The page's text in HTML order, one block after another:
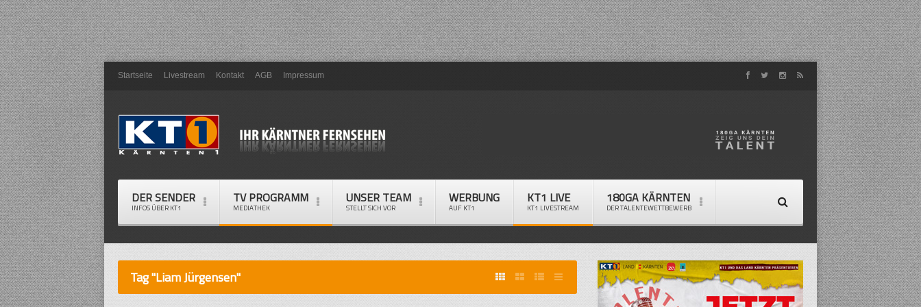
Startseite Livestream Kontakt AGB Impressum
DER SENDER
INFOS ÜBER KT1
TV PROGRAMM
MEDIATHEK
UNSER TEAM
STELLT SICH VOR
WERBUNG
AUF KT1
KT1 LIVE
KT1 LIVESTREAM
180GA KÄRNTEN
DER TALENTEWETTBEWERB
Tag "Liam Jürgensen"